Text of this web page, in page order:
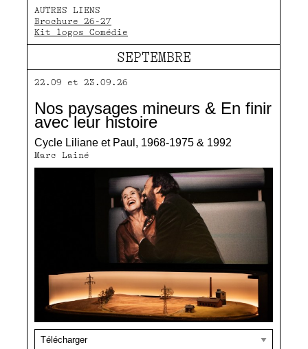
AUTRES LIENS
Brochure 26-27
Kit logos Comédie
SEPTEMBRE
22.09 et 23.09.26
Nos paysages mineurs & En finir
avec leur histoire
Cycle Liliane et Paul, 1968-1975 & 1992
Marc Lainé